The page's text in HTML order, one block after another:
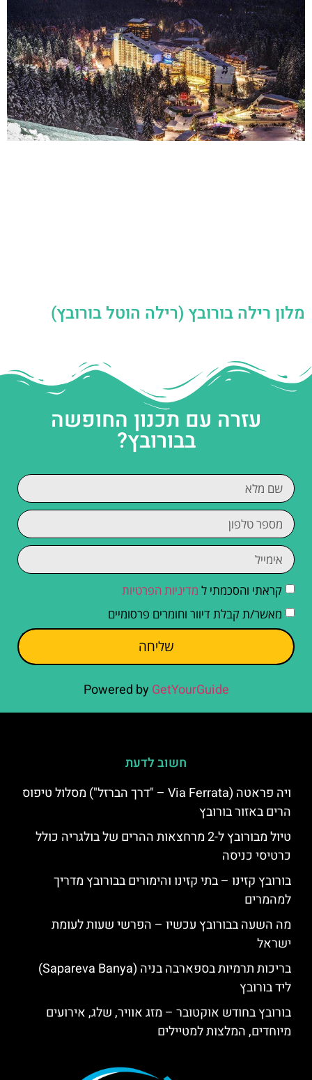
מלון רילה בורובץ (רילה הוטל בורובץ)
עזרה עם תכנון החופשה
בבורובץ?
קראתי והסכמתי ל מדיניות הפרטיות
מאשר/ת קבלת דיוור וחומרים פרסומיים
שליחה
Powered by GetYourGuide
חשוב לדעת
ויה פראטה (Via Ferrata – "דרך הברזל") מסלול טיפוס
הרים באזור בורובץ
טיול מבורובץ ל-2 מרחצאות ההרים של בולגריה כולל
כרטיסי כניסה
בורובץ קזינו – בתי קזינו והימורים בבורובץ מדריך
למהמרים
מה השעה בבורובץ עכשיו – הפרשי שעות לעומת
ישראל
בריכות תרמיות בספארבה בניה (Sapareva Banya)
ליד בורובץ
בורובץ בחודש אוקטובר – מזג אוויר, שלג, אירועים
מיוחדים, המלצות למטיילים